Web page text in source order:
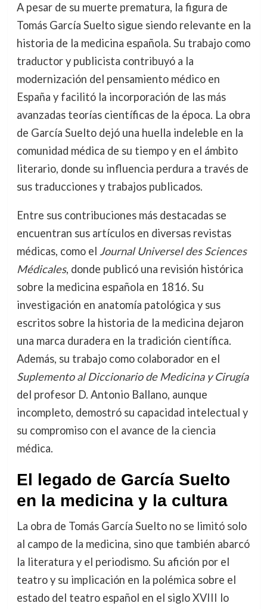
A pesar de su muerte prematura, la figura de
Tomás García Suelto sigue siendo relevante en la
historia de la medicina española. Su trabajo como
traductor y publicista contribuyó a la
modernización del pensamiento médico en
España y facilitó la incorporación de las más
avanzadas teorías científicas de la época. La obra
de García Suelto dejó una huella indeleble en la
comunidad médica de su tiempo y en el ámbito
literario, donde su influencia perdura a través de
sus traducciones y trabajos publicados.
Entre sus contribuciones más destacadas se
encuentran sus artículos en diversas revistas
médicas, como el Journal Universel des Sciences
Médicales, donde publicó una revisión histórica
sobre la medicina española en 1816. Su
investigación en anatomía patológica y sus
escritos sobre la historia de la medicina dejaron
una marca duradera en la tradición científica.
Además, su trabajo como colaborador en el
Suplemento al Diccionario de Medicina y Cirugía
del profesor D. Antonio Ballano, aunque
incompleto, demostró su capacidad intelectual y
su compromiso con el avance de la ciencia
médica.
El legado de García Suelto
en la medicina y la cultura
La obra de Tomás García Suelto no se limitó solo
al campo de la medicina, sino que también abarcó
la literatura y el periodismo. Su afición por el
teatro y su implicación en la polémica sobre el
estado del teatro español en el siglo XVIII lo